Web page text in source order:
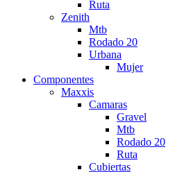
Ruta
Zenith
Mtb
Rodado 20
Urbana
Mujer
Componentes
Maxxis
Camaras
Gravel
Mtb
Rodado 20
Ruta
Cubiertas